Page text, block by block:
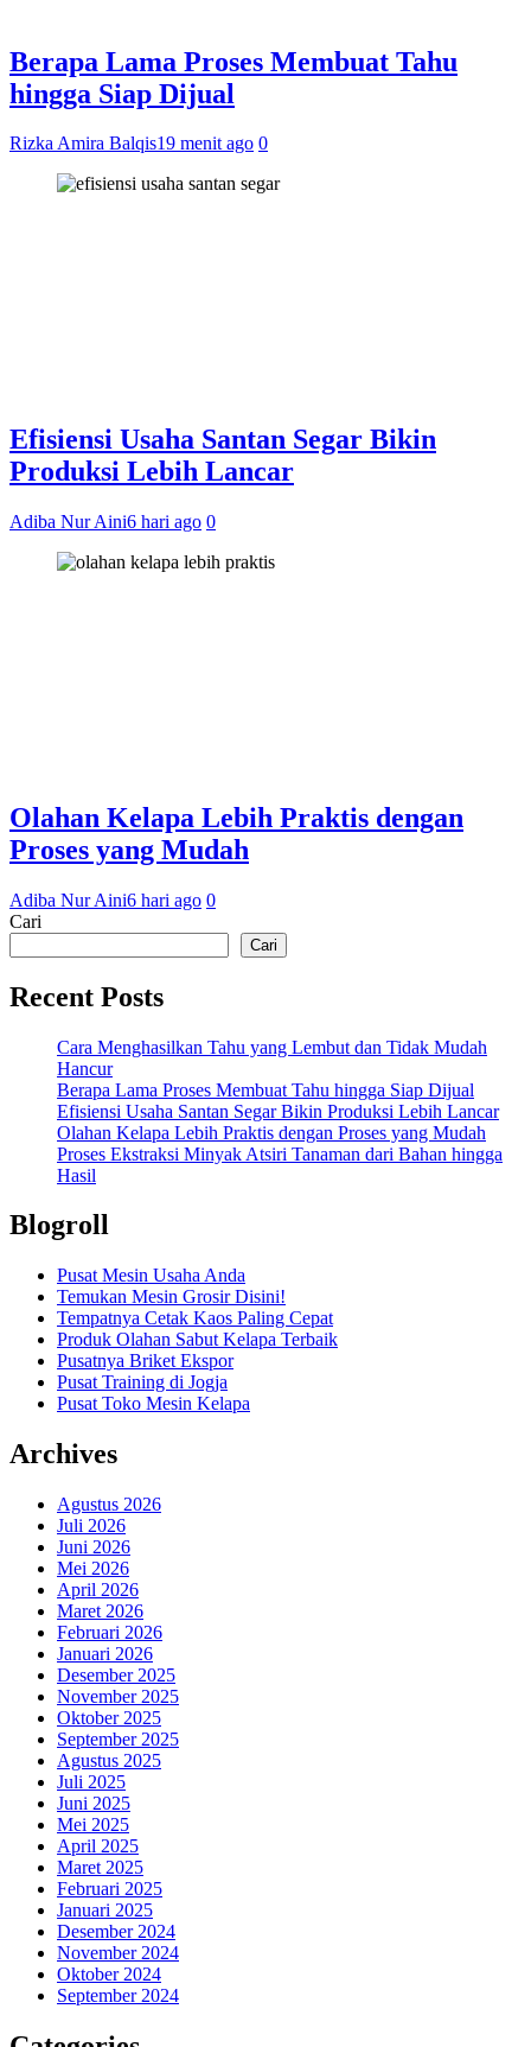
Berapa Lama Proses Membuat Tahu
hingga Siap Dijual
Rizka Amira Balqis19 menit ago 0
Efisiensi Usaha Santan Segar Bikin
Produksi Lebih Lancar
Adiba Nur Aini6 hari ago 0
Olahan Kelapa Lebih Praktis dengan
Proses yang Mudah
Adiba Nur Aini6 hari ago 0
Cari
Cari
Recent Posts
Cara Menghasilkan Tahu yang Lembut dan Tidak Mudah
Hancur
Berapa Lama Proses Membuat Tahu hingga Siap Dijual
Efisiensi Usaha Santan Segar Bikin Produksi Lebih Lancar
Olahan Kelapa Lebih Praktis dengan Proses yang Mudah
Proses Ekstraksi Minyak Atsiri Tanaman dari Bahan hingga
Hasil
Blogroll
Pusat Mesin Usaha Anda
Temukan Mesin Grosir Disini!
Tempatnya Cetak Kaos Paling Cepat
Produk Olahan Sabut Kelapa Terbaik
Pusatnya Briket Ekspor
Pusat Training di Jogja
Pusat Toko Mesin Kelapa
Archives
Agustus 2026
Juli 2026
Juni 2026
Mei 2026
April 2026
Maret 2026
Februari 2026
Januari 2026
Desember 2025
November 2025
Oktober 2025
September 2025
Agustus 2025
Juli 2025
Juni 2025
Mei 2025
April 2025
Maret 2025
Februari 2025
Januari 2025
Desember 2024
November 2024
Oktober 2024
September 2024